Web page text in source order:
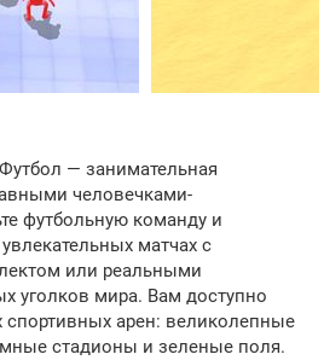
— занимательная
человечками-
футбольную команду и
матчах с
или реальными
уголков мира. Вам доступно
арен: великолепные
стадионы и зеленые поля.